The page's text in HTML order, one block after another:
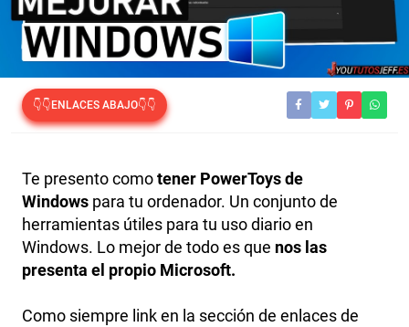
👇👇ENLACES ABAJO👇👇
Te presento comotener PowerToys de
Windows para tu ordenador. Un conjunto de
herramientas útiles para tu uso diario en
Windows. Lo mejor de todo es que nos las
presenta el propio Microsoft.
Como siempre link en la sección de enlaces de